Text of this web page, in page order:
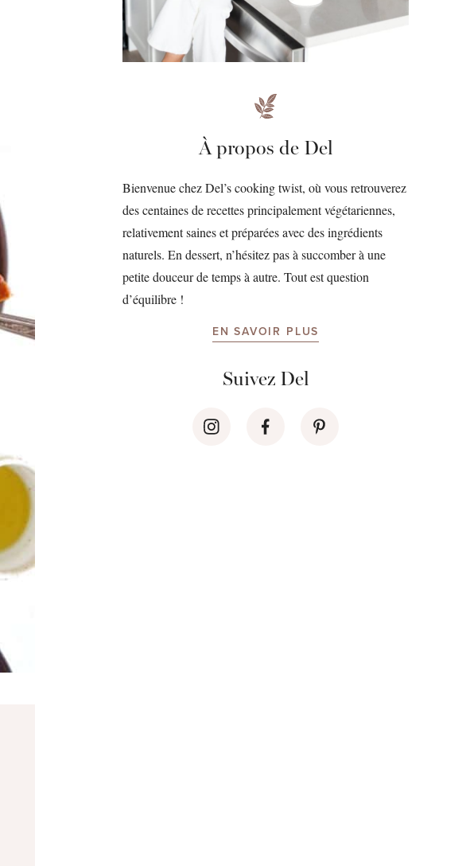
À propos de Del
Bienvenue chez Del’s cooking twist, où vous retrouverez
des centaines de recettes principalement végétariennes,
relativement saines et préparées avec des ingrédients
naturels. En dessert, n’hésitez pas à succomber à une
petite douceur de temps à autre. Tout est question
d’équilibre !
EN SAVOIR PLUS
Suivez Del